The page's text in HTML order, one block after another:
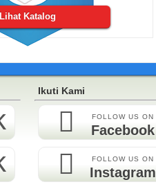
Lihat Katalog
Ikuti Kami
FOLLOW US ON
Facebook
FOLLOW US ON
Instagram